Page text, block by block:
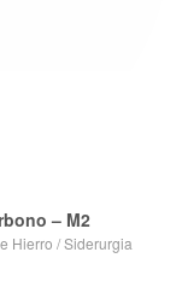
– M2
Hierro /Siderurgia